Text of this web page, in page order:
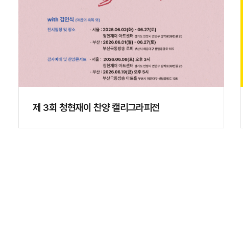
제 3회 청현재이 찬양 캘리그라피전